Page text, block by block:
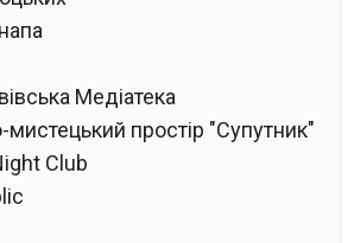
Медіатека
мистецький простір "Супутник"
Club